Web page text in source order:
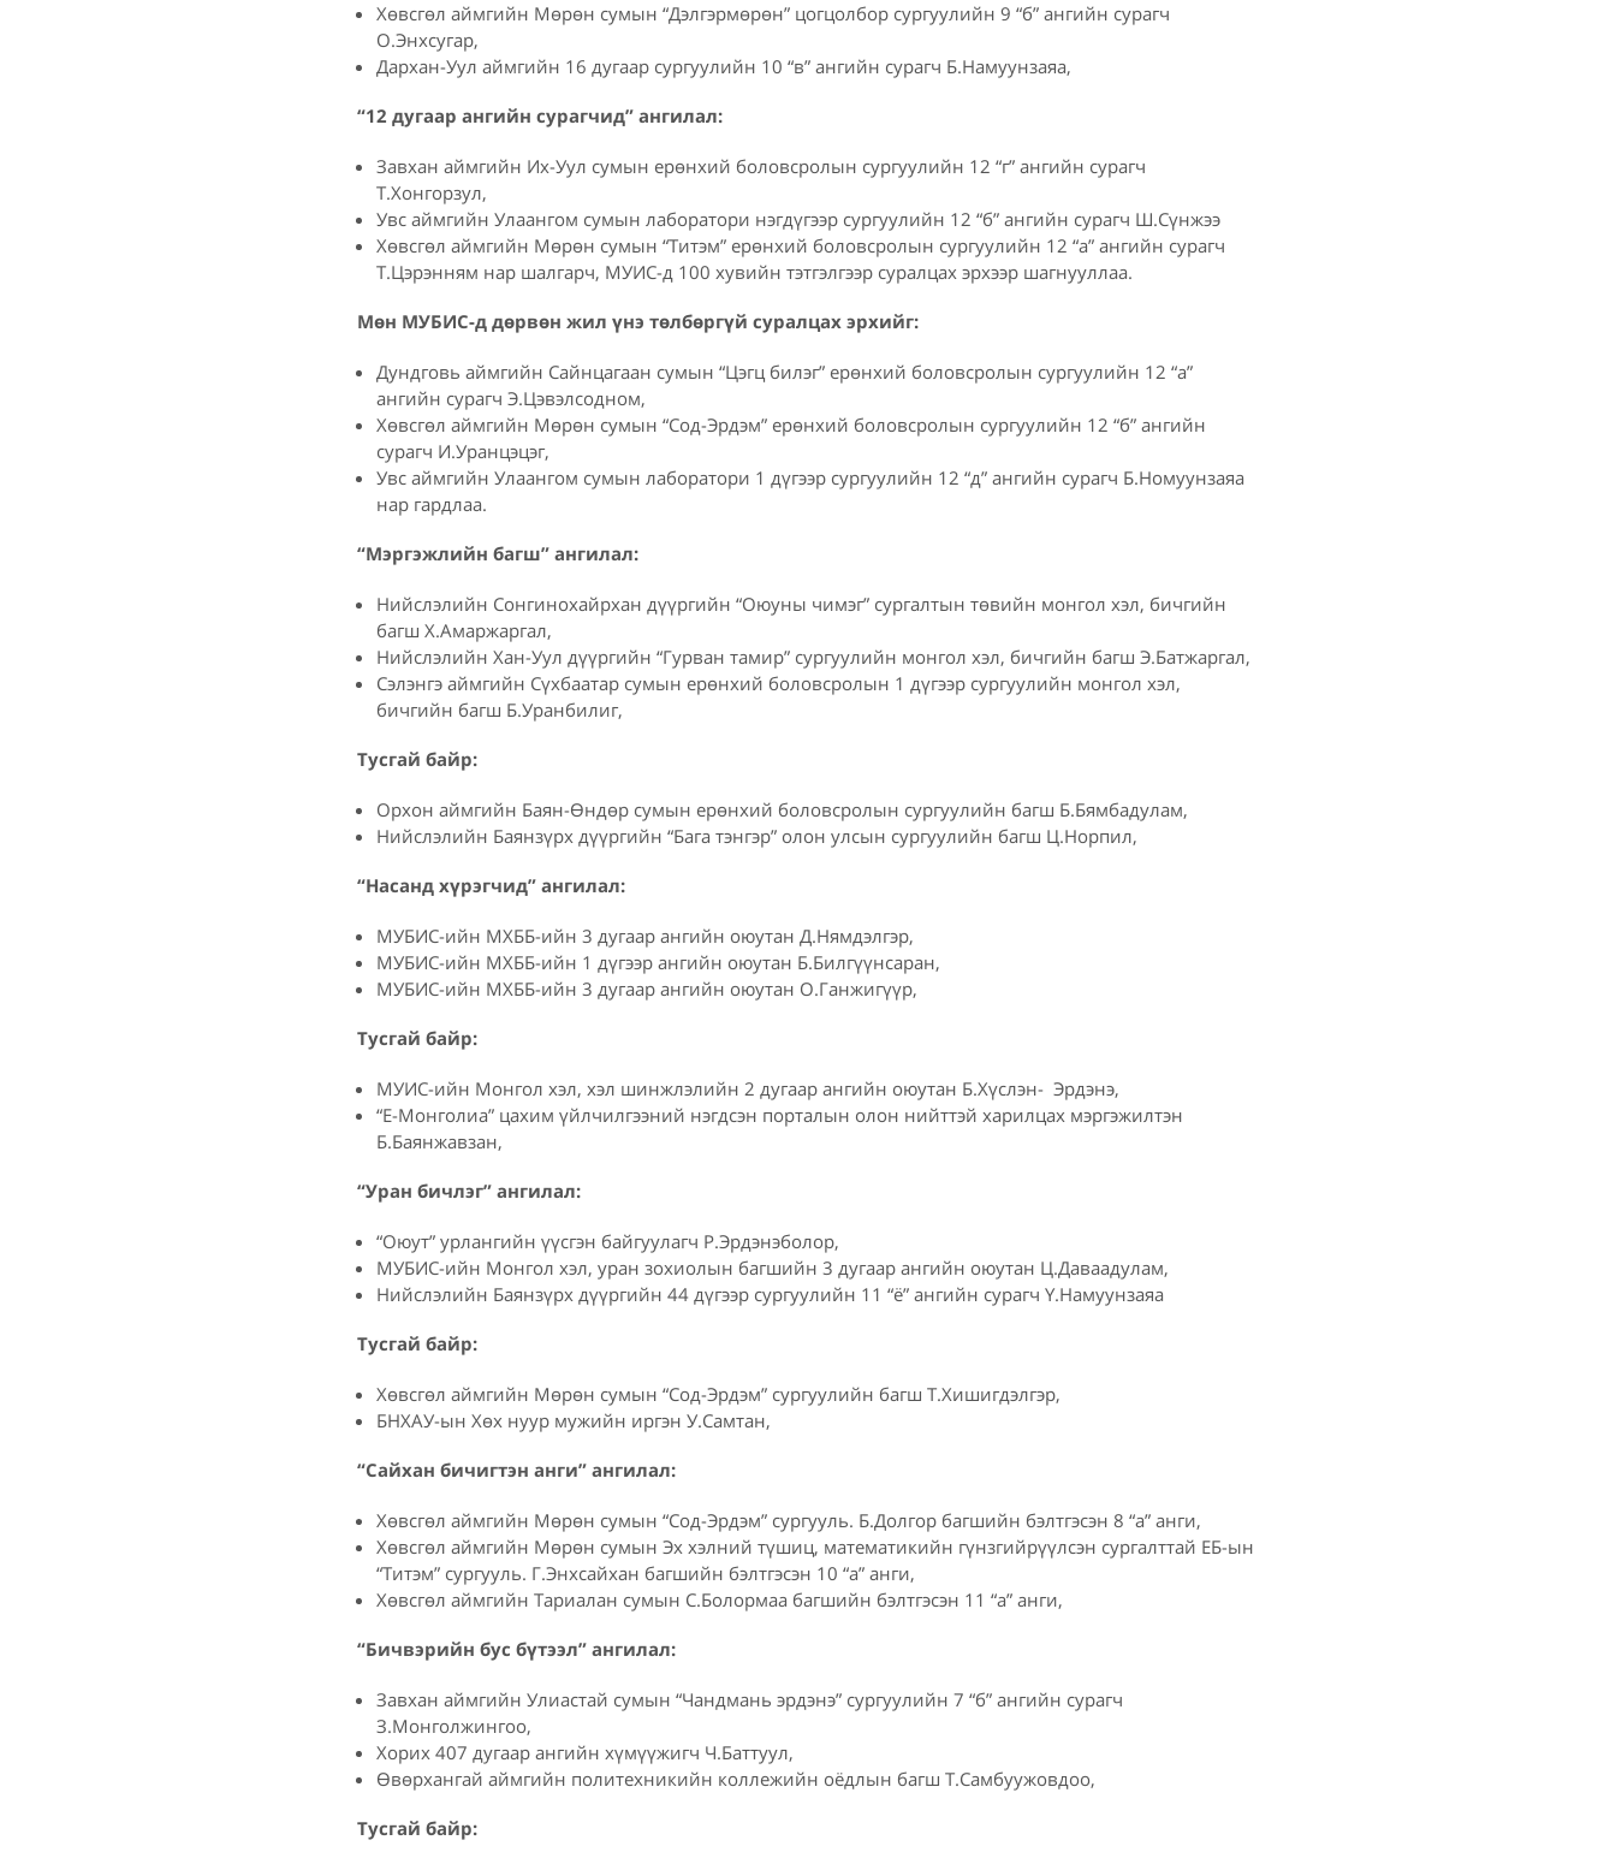
Хөвсгөл аймгийн Мөрөн сумын “Дэлгэрмөрөн” цогцолбор сургуулийн 9 “б” ангийн сурагч
О.Энхсугар,
Дархан-Уул аймгийн 16 дугаар сургуулийн 10 “в” ангийн сурагч Б.Намуунзаяа,
“12 дугаар ангийн сурагчид” ангилал:
Завхан аймгийн Их-Уул сумын ерөнхий боловсролын сургуулийн 12 “г” ангийн сурагч
Т.Хонгорзул,
Увс аймгийн Улаангом сумын лаборатори нэгдүгээр сургуулийн 12 “б” ангийн сурагч Ш.Сүнжээ
Хөвсгөл аймгийн Мөрөн сумын “Титэм” ерөнхий боловсролын сургуулийн 12 “а” ангийн сурагч
Т.Цэрэнням нар шалгарч, МУИС-д 100 хувийн тэтгэлгээр суралцах эрхээр шагнууллаа.
Мөн МУБИС-д дөрвөн жил үнэ төлбөргүй суралцах эрхийг:
Дундговь аймгийн Сайнцагаан сумын “Цэгц билэг” ерөнхий боловсролын сургуулийн 12 “а”
ангийн сурагч Э.Цэвэлсодном,
Хөвсгөл аймгийн Мөрөн сумын “Сод-Эрдэм” ерөнхий боловсролын сургуулийн 12 “б” ангийн
сурагч И.Уранцэцэг,
Увс аймгийн Улаангом сумын лаборатори 1 дүгээр сургуулийн 12 “д” ангийн сурагч Б.Номуунзаяа
нар гардлаа.
“Мэргэжлийн багш” ангилал:
Нийслэлийн Сонгинохайрхан дүүргийн “Оюуны чимэг” сургалтын төвийн монгол хэл, бичгийн
багш Х.Амаржаргал,
Нийслэлийн Хан-Уул дүүргийн “Гурван тамир” сургуулийн монгол хэл, бичгийн багш Э.Батжаргал,
Сэлэнгэ аймгийн Сүхбаатар сумын ерөнхий боловсролын 1 дүгээр сургуулийн монгол хэл,
бичгийн багш Б.Уранбилиг,
Тусгай байр:
Орхон аймгийн Баян-Өндөр сумын ерөнхий боловсролын сургуулийн багш Б.Бямбадулам,
Нийслэлийн Баянзүрх дүүргийн “Бага тэнгэр” олон улсын сургуулийн багш Ц.Норпил,
“Насанд хүрэгчид” ангилал:
МУБИС-ийн МХББ-ийн 3 дугаар ангийн оюутан Д.Нямдэлгэр,
МУБИС-ийн МХББ-ийн 1 дүгээр ангийн оюутан Б.Билгүүнсаран,
МУБИС-ийн МХББ-ийн 3 дугаар ангийн оюутан О.Ганжигүүр,
Тусгай байр:
МУИС-ийн Монгол хэл, хэл шинжлэлийн 2 дугаар ангийн оюутан Б.Хүслэн- Эрдэнэ,
“Е-Монголиа” цахим үйлчилгээний нэгдсэн порталын олон нийттэй харилцах мэргэжилтэн
Б.Баянжавзан,
“Уран бичлэг” ангилал:
“Оюут” урлангийн үүсгэн байгуулагч Р.Эрдэнэболор,
МУБИС-ийн Монгол хэл, уран зохиолын багшийн 3 дугаар ангийн оюутан Ц.Даваадулам,
Нийслэлийн Баянзүрх дүүргийн 44 дүгээр сургуулийн 11 “ё” ангийн сурагч Ү.Намуунзаяа
Тусгай байр:
Хөвсгөл аймгийн Мөрөн сумын “Сод-Эрдэм” сургуулийн багш Т.Хишигдэлгэр,
БНХАУ-ын Хөх нуур мужийн иргэн У.Самтан,
“Сайхан бичигтэн анги” ангилал:
Хөвсгөл аймгийн Мөрөн сумын “Сод-Эрдэм” сургууль. Б.Долгор багшийн бэлтгэсэн 8 “а” анги,
Хөвсгөл аймгийн Мөрөн сумын Эх хэлний түшиц, математикийн гүнзгийрүүлсэн сургалттай ЕБ-ын
“Титэм” сургууль. Г.Энхсайхан багшийн бэлтгэсэн 10 “а” анги,
Хөвсгөл аймгийн Тариалан сумын С.Болормаа багшийн бэлтгэсэн 11 “а” анги,
“Бичвэрийн бус бүтээл” ангилал:
Завхан аймгийн Улиастай сумын “Чандмань эрдэнэ” сургуулийн 7 “б” ангийн сурагч
З.Монголжингоо,
Хорих 407 дугаар ангийн хүмүүжигч Ч.Баттуул,
Өвөрхангай аймгийн политехникийн коллежийн оёдлын багш Т.Самбуужовдоо,
Тусгай байр: